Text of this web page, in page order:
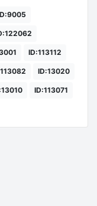
ID:113112
ID:13020
ID:113071